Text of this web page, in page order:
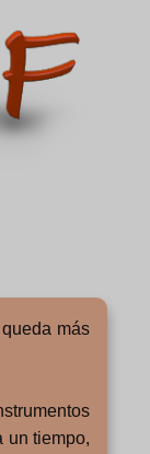
más
un tiempo,